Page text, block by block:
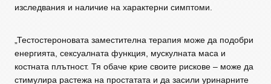
изследвания и наличие на характерни симптоми.
„Тестостероновата заместителна терапия може да подобри
енергията, сексуалната функция, мускулната маса и
костната плътност. Тя обаче крие своите рискове – може да
стимулира растежа на простатата и да засили уринарните